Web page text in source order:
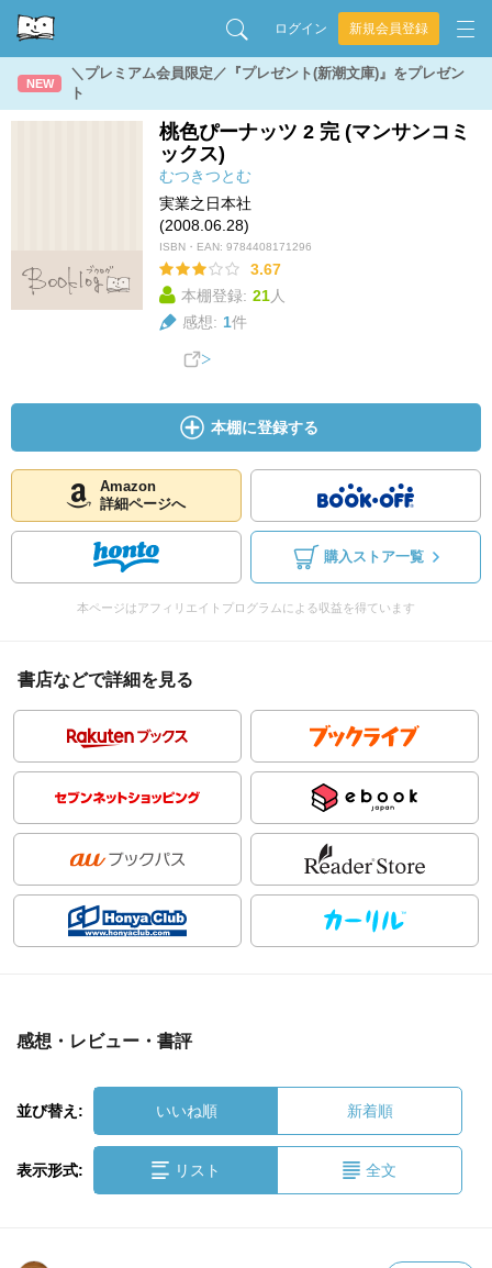
ログイン 新規会員登録
NEW
＼プレミアム会員限定／『プレゼント(新潮文庫)』をプレゼン
ト
桃色ぴーナッツ 2 完 (マンサンコミ
ックス)
むつきつとむ
実業之日本社
(2008.06.28)
ISBN・EAN: 9784408171296
3.67
本棚登録: 21人
感想: 1件
本棚に登録する
Amazon
詳細ページへ
購入ストア一覧
本ページはアフィリエイトプログラムによる収益を得ています
書店などで詳細を見る
感想・レビュー・書評
並び替え: いいね順 新着順
表示形式: リスト 全文